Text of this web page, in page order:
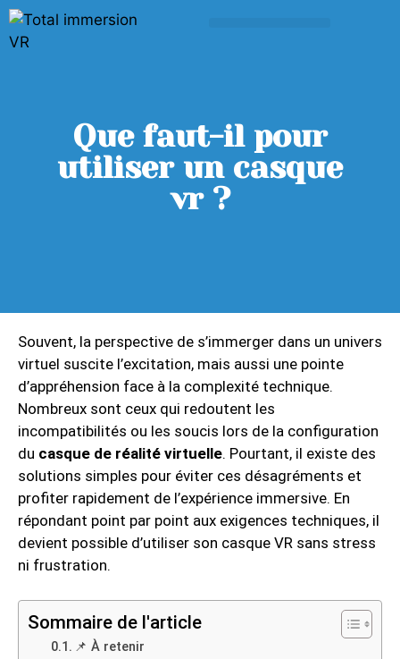
Que faut-il pour
utiliser un casque
vr ?
Souvent, la perspective de s’immerger dans un univers
virtuel suscite l’excitation, mais aussi une pointe
d’appréhension face à la complexité technique.
Nombreux sont ceux qui redoutent les
incompatibilités ou les soucis lors de la configuration
du casque de réalité virtuelle. Pourtant, il existe des
solutions simples pour éviter ces désagréments et
profiter rapidement de l’expérience immersive. En
répondant point par point aux exigences techniques, il
devient possible d’utiliser son casque VR sans stress
ni frustration.
Sommaire de l'article
📌 À retenir